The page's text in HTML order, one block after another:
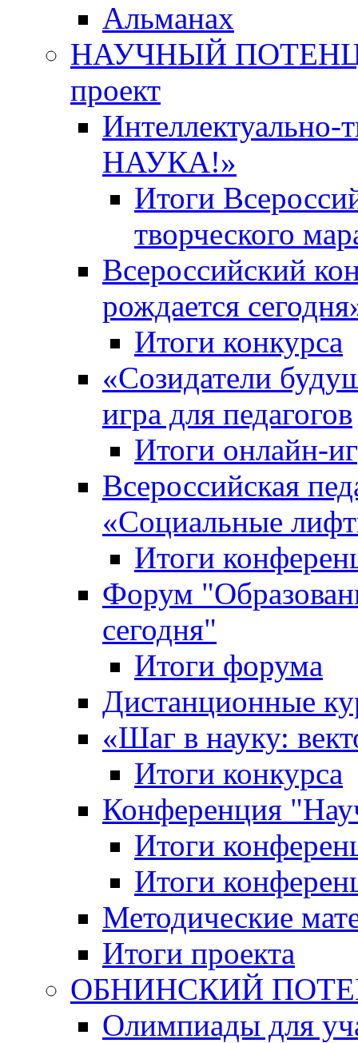
Альманах
НАУЧНЫЙ
проект
НАУКА!»
Итоги
творческого
Всероссийский
рождается
Итоги конкурса
«Cозидатели
игра для педагогов
Итоги онлайн-
Всероссийская
«Cоциальные
Итоги
Форум
сегодня"
Итоги форума
Дистанционные
«Шаг в науку:
Итоги конкурса
Конференция
Итоги
Итоги
Методические
Итоги проекта
ОБНИНСКИЙ
Олимпиады для